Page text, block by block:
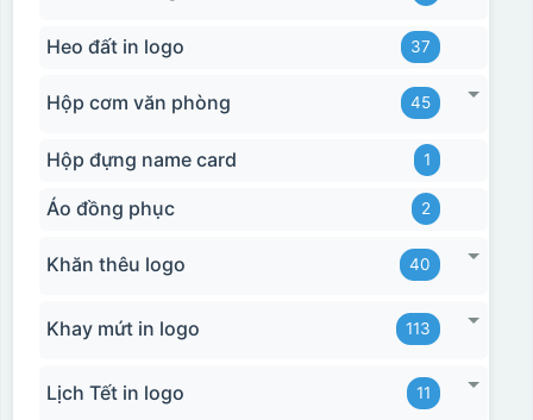
Heo đất in logo 37
Hộp cơm văn phòng 45
Hộp đựng name card 1
Áo đồng phục 2
Khăn thêu logo 40
Khay mứt in logo 113
Lịch Tết in logo 11